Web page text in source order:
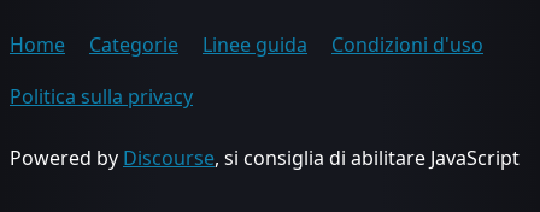
Home Categorie Linee guida
Condizioni d'uso
Politica sulla privacy
Powered by Discourse, si consiglia di abilitare JavaScript